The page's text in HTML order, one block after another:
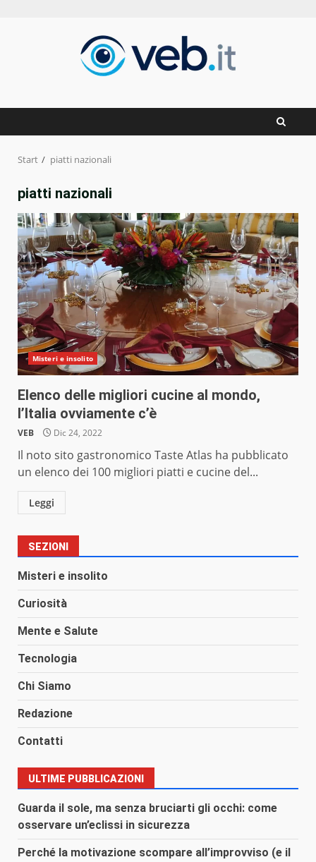
Start piatti nazionali
piatti nazionali
Misteri e insolito
Elenco delle migliori cucine al mondo,
l’Italia ovviamente c’è
VEB Dic 24, 2022
Il noto sito gastronomico Taste Atlas ha pubblicato
un elenco dei 100 migliori piatti e cucine del...
Leggi
SEZIONI
Misteri e insolito
Curiosità
Mente e Salute
Tecnologia
Chi Siamo
Redazione
Contatti
ULTIME PUBBLICAZIONI
Guarda il sole, ma senza bruciarti gli occhi: come
osservare un’eclissi in sicurezza
Perché la motivazione scompare all’improvviso (e il